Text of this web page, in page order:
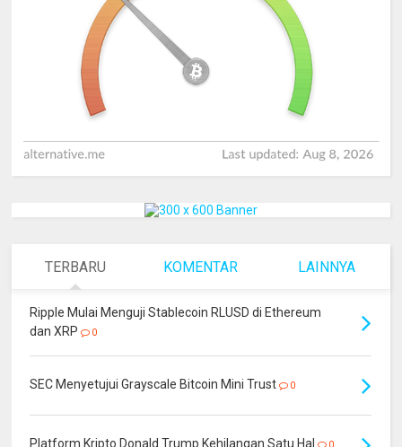
TERBARU KOMENTAR LAINNYA
Ripple Mulai Menguji Stablecoin RLUSD di Ethereum
dan XRP
0
SEC Menyetujui Grayscale Bitcoin Mini Trust 0
Platform Kripto Donald Trump Kehilangan Satu Hal